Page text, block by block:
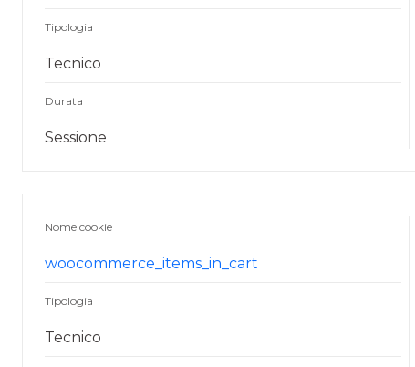
Tipologia
Tecnico
Durata
Sessione
Nome cookie
woocommerce_items_in_cart
Tipologia
Tecnico